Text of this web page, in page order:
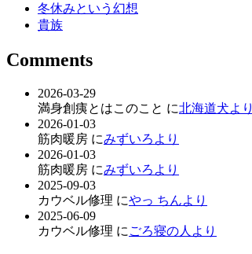
冬休みという幻想
貴族
Comments
2026-03-29
満身創痍とはこのこと に北海道犬より
2026-01-03
筋肉暖房 にみずいろより
2026-01-03
筋肉暖房 にみずいろより
2025-09-03
カウベル修理 にやっ ちんより
2025-06-09
カウベル修理 に ごろ寝の人より